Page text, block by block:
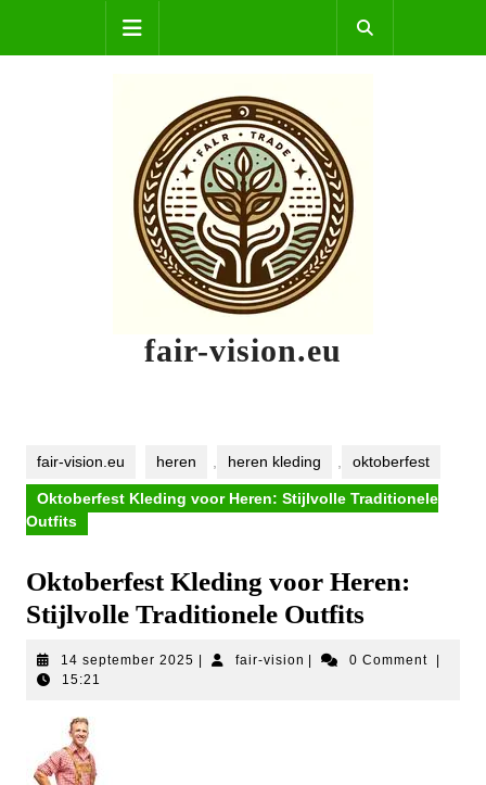
content
fair-vision.eu
fair-vision.eu heren heren kleding oktoberfest
Oktoberfest Kleding voor Heren: Stijlvolle Traditionele
Outfits
Oktoberfest Kleding voor Heren:
Stijlvolle Traditionele Outfits
14 september 2025 14
fair-vision fair-
0 Comment
15:21